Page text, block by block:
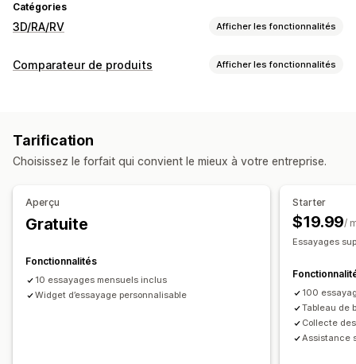
Catégories
3D/RA/RV Afficher les fonctionnalités
Visualisation
Variantes Produits personnalisés
Textures
Importations de fichiers
Optimisation pour le format mobile
Comparateur de produits Afficher les fonctionnalités
Mettre en avant les différences
Tarification
Choisissez le forfait qui convient le mieux à votre entreprise.
Aperçu
Gratuite
Fonctionnalités
10 essayages mensuels inclus
Widget d’essayage personnalisable
Starter
$19.99/
Essayages
100
Tableau de
Collecte
Assistance